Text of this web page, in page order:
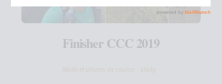
Finisher CCC 2019
Récits et photos de course sticky